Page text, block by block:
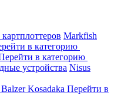
Markfish
в категорию
в категорию
устройства Nisus
BalzerKosadaka Перейти в